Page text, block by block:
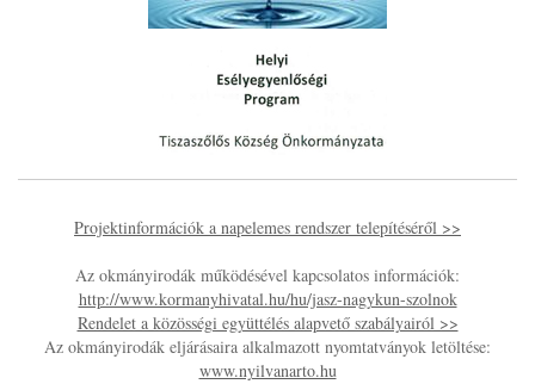
Projektinformációk a napelemes rendszer telepítéséről >>
Az okmányirodák működésével kapcsolatos információk:
http://www.kormanyhivatal.hu/hu/jasz-nagykun-szolnok
Rendelet a közösségi együttélés alapvető szabályairól >>
Az okmányirodák eljárásaira alkalmazott nyomtatványok letöltése:
www.nyilvanarto.hu